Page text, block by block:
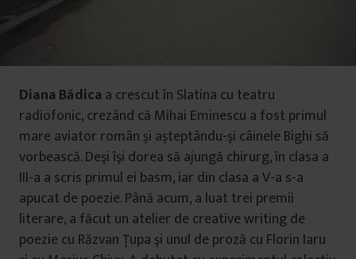
Diana Bădica a crescut în Slatina cu teatru
radiofonic, crezând că Mihai Eminescu a fost primul
mare aviator român şi aşteptându-şi câinele Bighi să
vorbească. Deşi îşi dorea să ajungă chirurg, în clasa a
III-a a scris primul ei basm, iar din clasa a V-a s-a
apucat de poezie. Până acum, a luat trei premii
literare, a făcut un atelier de creative writing de
poezie cu Răzvan Ţupa şi unul de proză cu Florin Iaru